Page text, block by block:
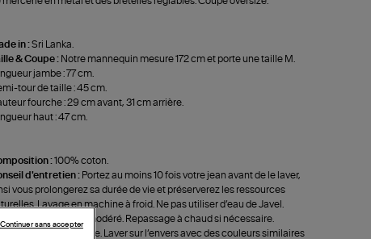
in :Sri Lanka.
& Coupe : Notre mannequin mesure 172 cm et porte une taille M.
jambe : 77 cm.
tour de taille : 45 cm.
fourche : 29 cm avant, 31 cm arrière.
haut : 47 cm.
:100% coton.
d'entretien : Portez au moins 10 fois votre jean avant de le laver,
vous prolongerez sa durée de vie et préserverez les ressources
Lavage en machine à froid. Ne pas utiliser d’eau de Javel.
linge sur cycle modéré. Repassage à chaud si nécessaire.
à sec possible. Laver sur l’envers avec des couleurs similaires
Continuer sans accepter